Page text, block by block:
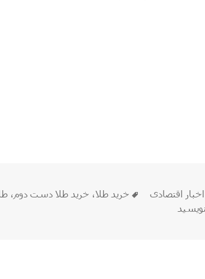
برای شناخت انواع طلا
اخبار اقتصادی برچسب‌ها
خرید طلا، خرید طلا دست دوم ،
مختصر برای شناخت انواع طلا